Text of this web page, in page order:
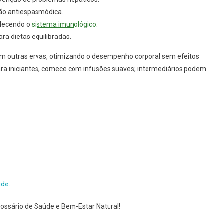
antiespasmódica.
o sistema imunológico
dietas equilibradas.
outras ervas, otimizando o desempenho corporal sem efeitos
iniciantes, comece com infusões suaves; intermediários podem
de Saúde e Bem-Estar Natural!